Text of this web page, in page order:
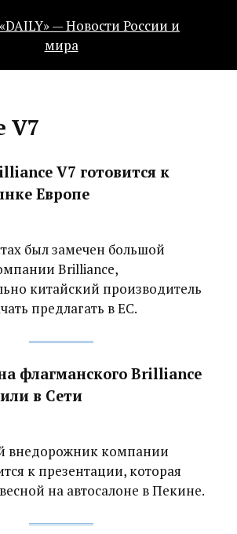
V7
V7 готовится к
Европе
был замечен большой
Brilliance,
китайский производитель
предлагать в ЕС.
флагманского Brilliance
в Сети
внедорожник компании
к презентации, которая
на автосалоне в Пекине.